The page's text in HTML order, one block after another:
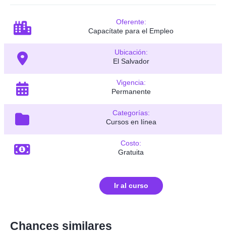
Oferente:
Capacítate para el Empleo
Ubicación:
El Salvador
Vigencia:
Permanente
Categorías:
Cursos en línea
Costo:
Gratuita
Ir al curso
Chances similares